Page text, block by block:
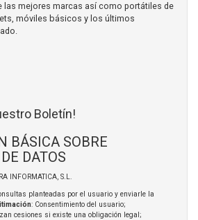
las mejores marcas así como portátiles de
móviles básicos y los últimos
Boletín!
BÁSICA SOBRE
DATOS
INFORMATICA, S.L.
planteadas por el usuario y enviarle la
: Consentimiento del usuario;
cesiones si existe una obligación legal;